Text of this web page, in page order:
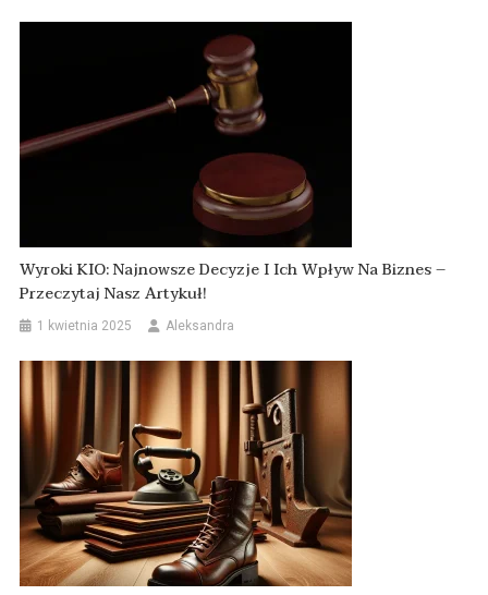
Wyroki KIO: Najnowsze Decyzje I Ich Wpływ Na Biznes –
Przeczytaj Nasz Artykuł!
1 kwietnia 2025 Aleksandra